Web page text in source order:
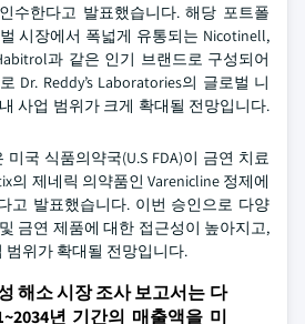
수한다고 발표했습니다. 해당 포트폴
시장에서 폭넓게 유통되는 Nicotinell,
과 같은 인기 브랜드로 구성되어
Dr. Reddy’s Laboratories의 글로벌 니
사업 범위가 크게 확대될 전망입니다.
미국 식품의약국(U.S FDA)이 금연 치료
의 제네릭 의약품인 Varenicline 정제에
고 발표했습니다. 이번 승인으로 다양
금연 제품에 대한 접근성이 높아지고,
범위가 확대될 전망입니다.
해소 시장 조사 보고서는 다
년 기간의 매출액을 미